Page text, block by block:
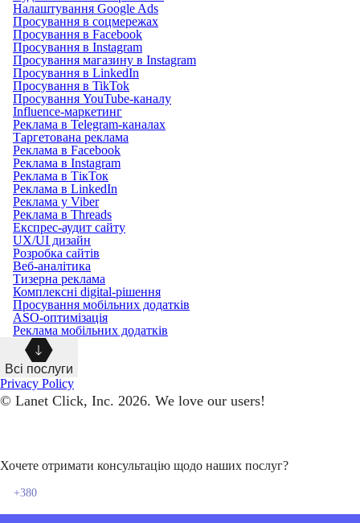
Налаштування Google Ads
Просування в соцмережах
Просування в Facebook
Просування в Instagram
Просування магазину в Instagram
Просування в LinkedIn
Просування в TikTok
Просування YouTube-каналу
Influence-маркетинг
Реклама в Telegram-каналах
Таргетована реклама
Реклама в Facebook
Реклама в Instagram
Реклама в ТікТок
Реклама в LinkedIn
Реклама у Viber
Реклама в Threads
Експрес-аудит сайту
UX/UI дизайн
Розробка сайтів
Веб-аналітика
Тизерна реклама
Комплексні digital-рішення
Просування мобільних додатків
ASO-оптимізація
Реклама мобільних додатків
Всі послуги
Privacy Policy
© Lanet Click, Inc. 2026. We love our users!
Хочете отримати консультацію щодо наших послуг?